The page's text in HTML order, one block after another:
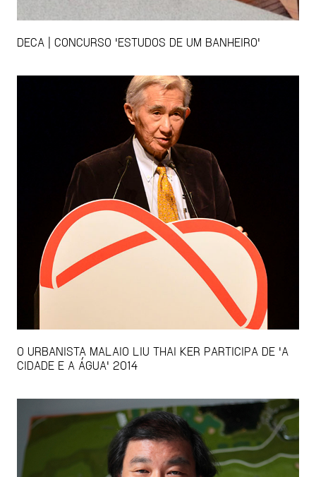
DECA | CONCURSO 'ESTUDOS DE UM BANHEIRO'
O URBANISTA MALAIO LIU THAI KER PARTICIPA DE 'A
CIDADE E A ÁGUA' 2014